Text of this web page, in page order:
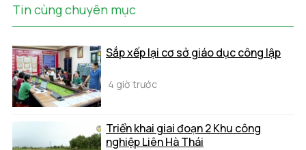
Tin cùng chuyên mục
Sắp xếp lại cơ sở giáo dục công lập
4 giờ trước
Triển khai giai đoạn 2 Khu công
nghiệp Liên Hà Thái